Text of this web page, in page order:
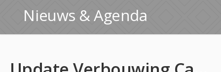
Nieuws & Agenda